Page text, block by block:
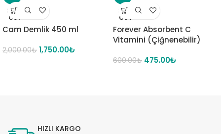
SOLD
OUT
Cam Demlik 450 ml
2,000.00₺ 1,750.00₺
SOLD
OUT
Forever Absorbent C
Vitamini (Çiğnenebilir)
600.00₺ 475.00₺
HIZLI KARGO